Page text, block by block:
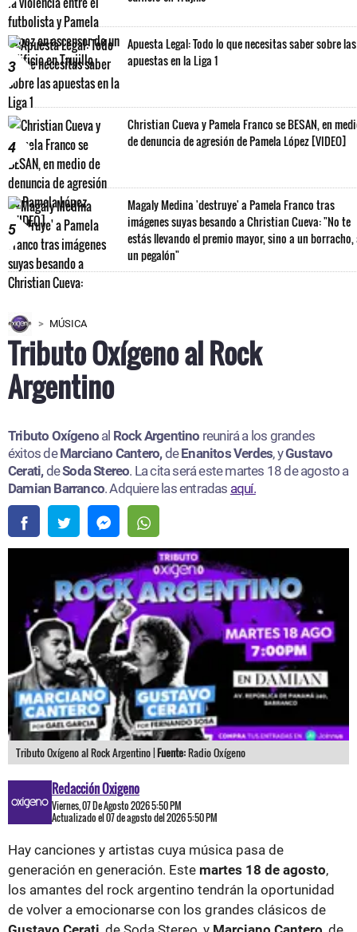
3
Apuesta Legal: Todo lo que necesitas saber sobre las
apuestas en la Liga 1
4
Christian Cueva y Pamela Franco se BESAN, en
de denuncia de agresión de Pamela López [VIDEO]
5
Magaly Medina 'destruye' a Pamela Franco tras
imágenes suyas besando a Christian Cueva: "No te
estás llevando el premio mayor, sino a un borracho,
un pegalón"
MÚSICA
Tributo Oxígeno al Rock
Argentino
Tributo Oxígeno al Rock Argentino reunirá a los grandes
éxitos deMarciano Cantero,deEnanitos Verdes, yGustavo
Cerati,deSoda Stereo. La cita será este martes 18 de agosto a
Damian Barranco. Adquiere las entradas aquí.
Tributo Oxígeno al Rock Argentino |Fuente:Radio Oxígeno
Redacción Oxigeno
Viernes, 07 De Agosto 2026 5:50 PM
Actualizado el 07 de agosto del 2026 5:50 PM
Hay canciones y artistas cuya música pasa de
generación en generación. Este martes 18 de agosto,
los amantes del rock argentino tendrán la oportunidad
de volver a emocionarse con los grandes clásicos de